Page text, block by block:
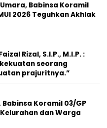
Babinsa Koramil
2026 Teguhkan Akhlak
Rizal, S.I.P., M.I.P. :
seorang
prajuritnya.”
Koramil 03/GP
dan Warga